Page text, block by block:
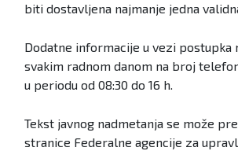
biti dostavljena najmanje jedna
Dodatne informacije u vezi postupka
svakim radnom danom na broj
u periodu od 08:30 do 16 h.
Tekst javnog nadmetanja se može
stranice Federalne agencije za